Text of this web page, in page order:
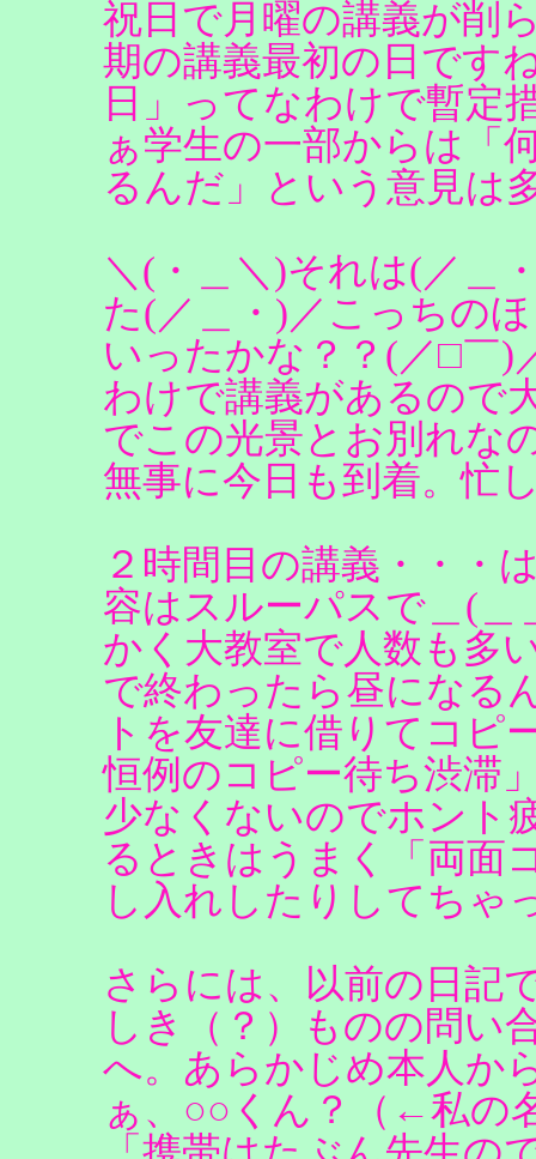
祝日で月曜の講義が削
期の講義最初の日です
日」ってなわけで暫定
ぁ学生の一部からは「
るんだ」という意見は
＼(・＿＼)それは(／＿
た(／＿・)／こっちの
いったかな？？(／□￣)
わけで講義があるので
でこの光景とお別れな
無事に今日も到着。忙
２時間目の講義・・・
容はスルーパスで＿(
かく大教室で人数も多
で終わったら昼になる
トを友達に借りてコピ
恒例のコピー待ち渋滞
少なくないのでホント
るときはうまく「両面
し入れしたりしてちゃ
さらには、以前の日記
しき（？）ものの問い
へ。あらかじめ本人か
ぁ、○○くん？（←私の